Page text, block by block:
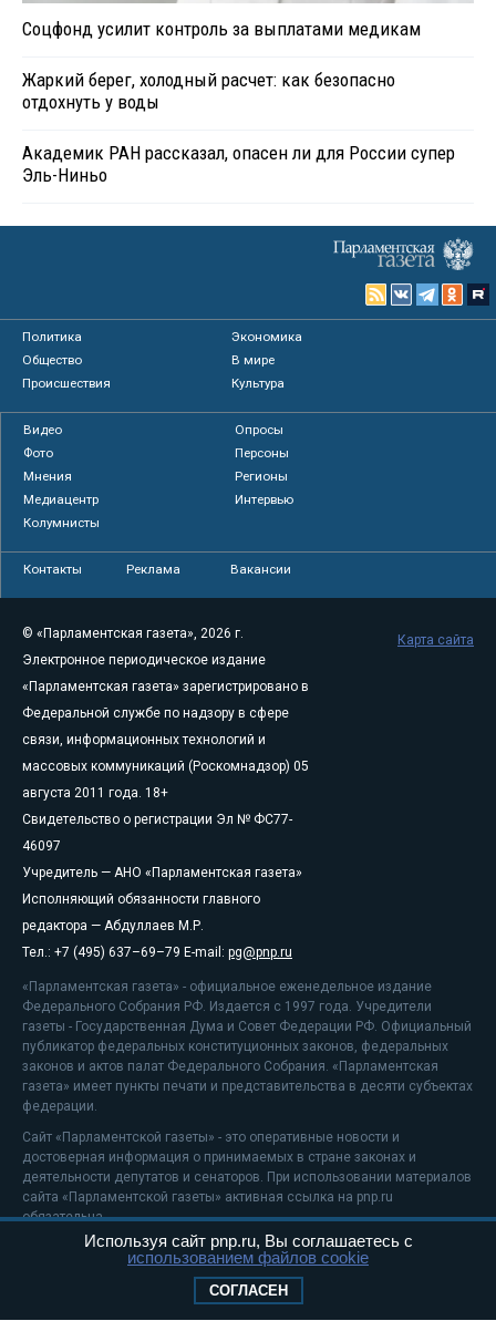
Соцфонд усилит контроль за выплатами медикам
Жаркий берег, холодный расчет: как безопасно
отдохнуть у воды
Академик РАН рассказал, опасен ли для России супер
Эль-Ниньо
Политика
Экономика
Общество
В мире
Происшествия
Культура
Видео
Опросы
Фото
Персоны
Мнения
Регионы
Медиацентр
Интервью
Колумнисты
Контакты Реклама Вакансии
© «Парламентская газета», 2026 г.
Электронное периодическое издание
«Парламентская газета» зарегистрировано в
Федеральной службе по надзору в сфере
связи, информационных технологий и
массовых коммуникаций (Роскомнадзор) 05
августа 2011 года. 18+
Свидетельство о регистрации Эл № ФС77-
46097
Учредитель — АНО «Парламентская газета»
Исполняющий обязанности главного
редактора — Абдуллаев М.Р.
Тел.: +7 (495) 637–69–79 E-mail: pg@pnp.ru
«Парламентская газета» - официальное еженедельное издание
Федерального Собрания РФ. Издается с 1997 года. Учредители
газеты - Государственная Дума и Совет Федерации РФ. Официальный
публикатор федеральных конституционных законов, федеральных
законов и актов палат Федерального Собрания. «Парламентская
газета» имеет пункты печати и представительства в десяти субъектах
федерации.
Сайт «Парламентской газеты» - это оперативные новости и
достоверная информация о принимаемых в стране законах и
деятельности депутатов и сенаторов. При использовании материалов
сайта «Парламентской газеты» активная ссылка на pnp.ru
обязательна.
На информационном ресурсе применяютсярекомендательные
Положение о защите персональных данных
Карта сайта
Используя сайт pnp.ru, Вы соглашаетесь с
использованием файлов cookie
СОГЛАСЕН